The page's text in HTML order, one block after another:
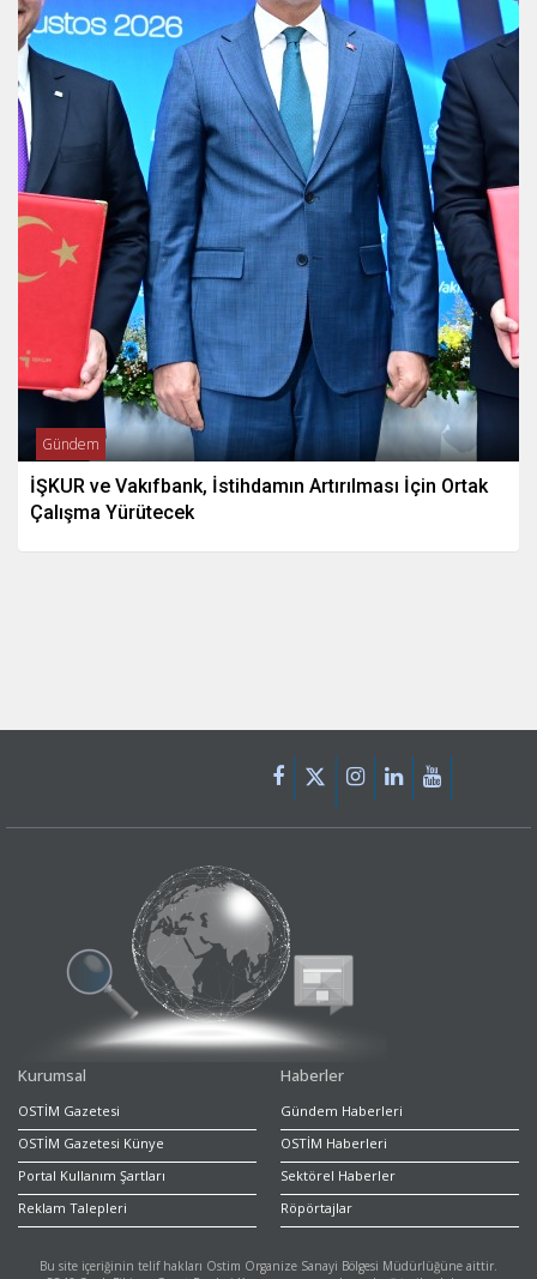
Gündem
İŞKUR ve Vakıfbank, İstihdamın Artırılması İçin Ortak
Çalışma Yürütecek
Kurumsal
OSTİM Gazetesi
OSTİM Gazetesi Künye
Portal Kullanım Şartları
Reklam Talepleri
Haberler
Gündem Haberleri
OSTİM Haberleri
Sektörel Haberler
Röpörtajlar
Bu site içeriğinin telif hakları Ostim Organize Sanayi Bölgesi Müdürlüğüne aittir.